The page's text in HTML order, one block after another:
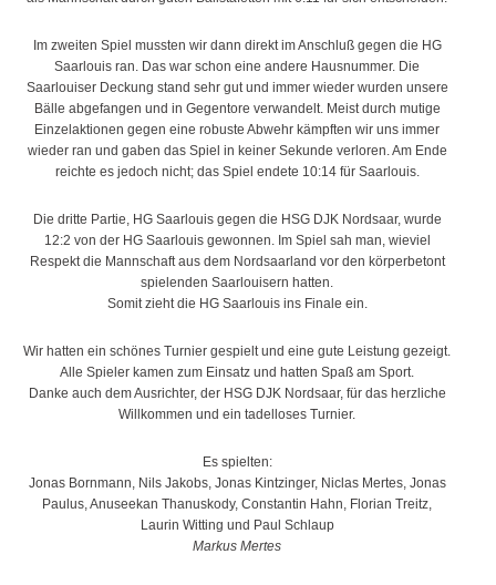
Im zweiten Spiel mussten wir dann direkt im Anschluß gegen die HG
Saarlouis ran. Das war schon eine andere Hausnummer. Die
Saarlouiser Deckung stand sehr gut und immer wieder wurden unsere
Bälle abgefangen und in Gegentore verwandelt. Meist durch mutige
Einzelaktionen gegen eine robuste Abwehr kämpften wir uns immer
wieder ran und gaben das Spiel in keiner Sekunde verloren. Am Ende
reichte es jedoch nicht; das Spiel endete 10:14 für Saarlouis.
Die dritte Partie, HG Saarlouis gegen die HSG DJK Nordsaar, wurde
12:2 von der HG Saarlouis gewonnen. Im Spiel sah man, wieviel
Respekt die Mannschaft aus dem Nordsaarland vor den körperbetont
spielenden Saarlouisern hatten.
Somit zieht die HG Saarlouis ins Finale ein.
Wir hatten ein schönes Turnier gespielt und eine gute Leistung gezeigt.
Alle Spieler kamen zum Einsatz und hatten Spaß am Sport.
Danke auch dem Ausrichter, der HSG DJK Nordsaar, für das herzliche
Willkommen und ein tadelloses Turnier.
Es spielten:
Jonas Bornmann, Nils Jakobs, Jonas Kintzinger, Niclas Mertes, Jonas
Paulus, Anuseekan Thanuskody, Constantin Hahn, Florian Treitz,
Laurin Witting und Paul Schlaup
Markus Mertes